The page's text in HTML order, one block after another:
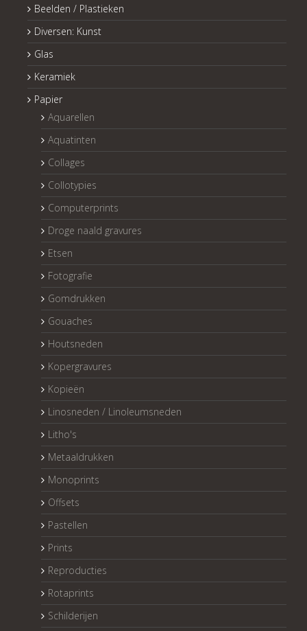
Beelden / Plastieken
Diversen: Kunst
Glas
Keramiek
Papier
Aquarellen
Aquatinten
Collages
Collotypies
Computerprints
Droge naald gravures
Etsen
Fotografie
Gomdrukken
Gouaches
Houtsneden
Kopergravures
Kopieën
Linosneden / Linoleumsneden
Litho's
Metaaldrukken
Monoprints
Offsets
Pastellen
Prints
Reproducties
Rotaprints
Schilderijen